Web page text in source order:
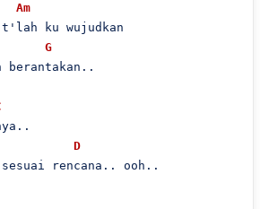
Am
t'lah ku wujudkan
G
berantakan..
D
rencana.. ooh..